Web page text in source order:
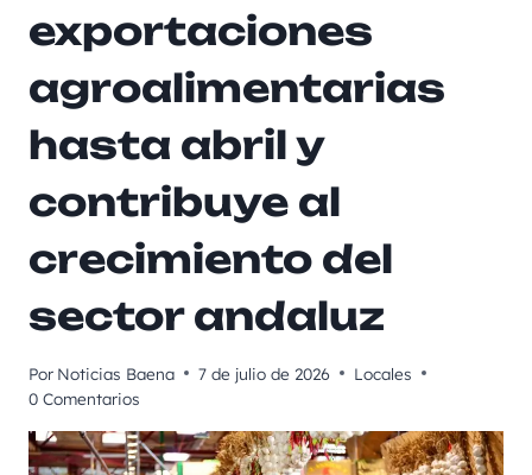
exportaciones
agroalimentarias
hasta abril y
contribuye al
crecimiento del
sector andaluz
Por Noticias Baena 7 de julio de 2026
Locales
0 Comentarios